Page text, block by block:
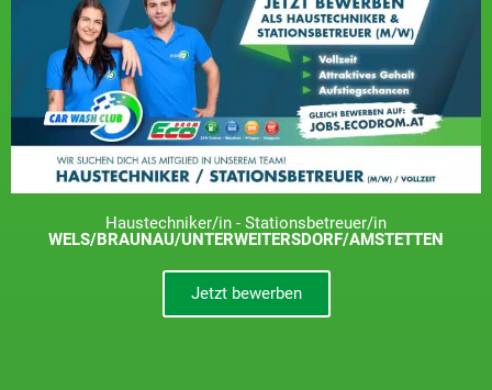
Haustechniker/in - Stationsbetreuer/in
WELS/BRAUNAU/UNTERWEITERSDORF/AMSTETTEN
Jetzt bewerben